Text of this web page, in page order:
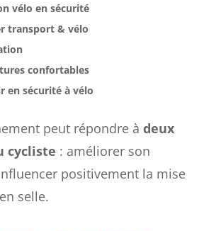
vélo en sécurité
transport & vélo
confortables
en sécurité à vélo
peut répondre à deux
cycliste : améliorer son
positivement la mise
selle.